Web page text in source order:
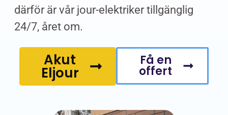
därför är vår jour-elektriker tillgänglig
24/7, året om.
Akut
Eljour
Få en
offert